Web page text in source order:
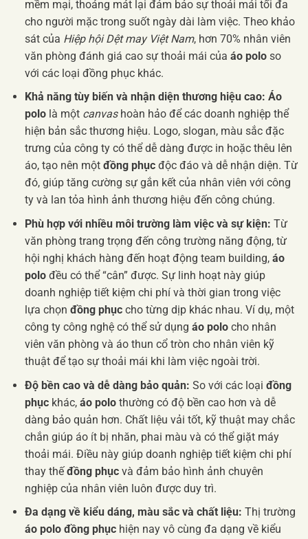
mềm mại, thoáng mát lại đảm bảo sự thoải mái tối đa
cho người mặc trong suốt ngày dài làm việc. Theo khảo
sát của Hiệp hội Dệt may Việt Nam, hơn 70% nhân viên
văn phòng đánh giá cao sự thoải mái của áo poloso
với các loại đồng phục khác.
Khả năng tùy biến và nhận diện thương hiệu cao: Áo
pololà một canvashoàn hảo để các doanh nghiệp thể
hiện bản sắc thương hiệu. Logo, slogan, màu sắc đặc
trưng của công ty có thể dễ dàng được in hoặc thêu lên
áo, tạo nên một đồng phụcđộc đáo và dễ nhận diện. Từ
đó, giúp tăng cường sự gắn kết của nhân viên với công
ty và lan tỏa hình ảnh thương hiệu đến công chúng.
Phù hợp với nhiều môi trường làm việc và sự kiện: Từ
văn phòng trang trọng đến công trường năng động, từ
hội nghị khách hàng đến hoạt động team building, áo
polođều có thể “cân” được. Sự linh hoạt này giúp
doanh nghiệp tiết kiệm chi phí và thời gian trong việc
lựa chọn đồng phụccho từng dịp khác nhau. Ví dụ, một
công ty công nghệ có thể sử dụng áo polocho nhân
viên văn phòng và áo thun cổ tròn cho nhân viên kỹ
thuật để tạo sự thoải mái khi làm việc ngoài trời.
Độ bền cao và dễ dàng bảo quản: So với các loại đồng
phụckhác, áo polothường có độ bền cao hơn và dễ
dàng bảo quản hơn. Chất liệu vải tốt, kỹ thuật may chắc
chắn giúp áo ít bị nhăn, phai màu và có thể giặt máy
thoải mái. Điều này giúp doanh nghiệp tiết kiệm chi phí
thay thếđồng phụcvà đảm bảo hình ảnh chuyên
nghiệp của nhân viên luôn được duy trì.
Đa dạng về kiểu dáng, màu sắc và chất liệu: Thị trường
áo polo đồng phụchiện nay vô cùng đa dạng về kiểu